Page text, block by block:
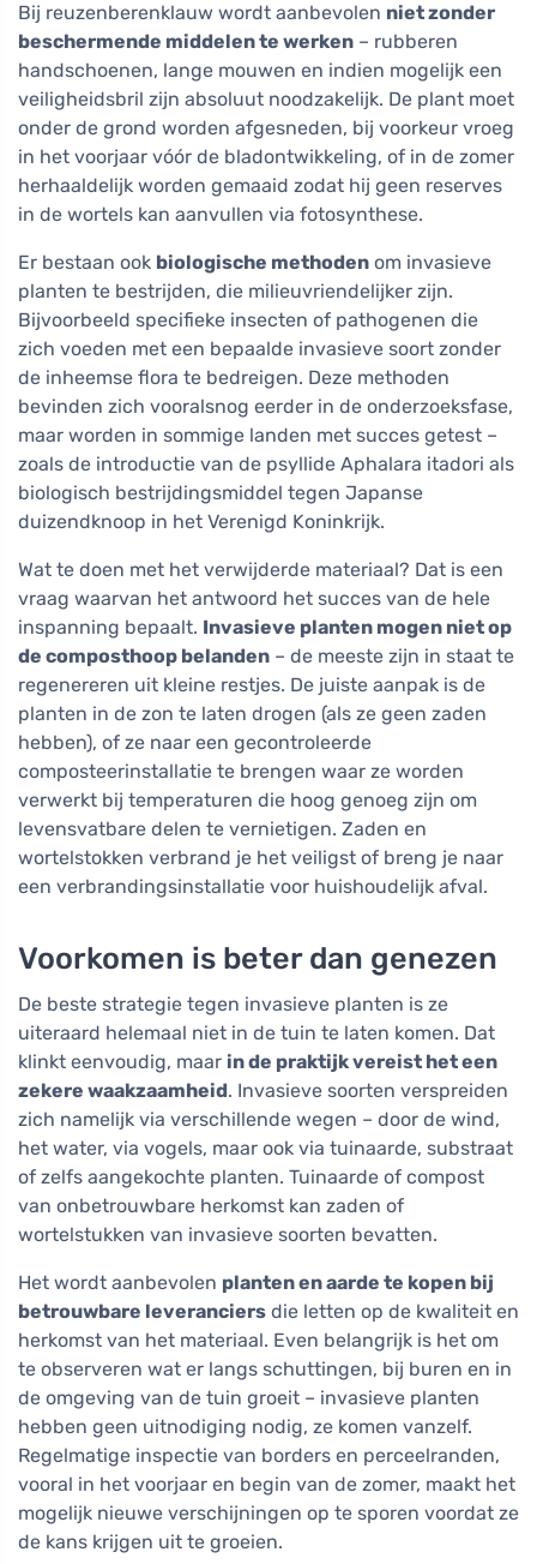
Bij reuzenberenklauw wordt aanbevolen niet zonder
beschermende middelen te werken – rubberen
handschoenen, lange mouwen en indien mogelijk een
veiligheidsbril zijn absoluut noodzakelijk. De plant moet
onder de grond worden afgesneden, bij voorkeur vroeg
in het voorjaar vóór de bladontwikkeling, of in de zomer
herhaaldelijk worden gemaaid zodat hij geen reserves
in de wortels kan aanvullen via fotosynthese.
Er bestaan ook biologische methoden om invasieve
planten te bestrijden, die milieuvriendelijker zijn.
Bijvoorbeeld specifieke insecten of pathogenen die
zich voeden met een bepaalde invasieve soort zonder
de inheemse flora te bedreigen. Deze methoden
bevinden zich vooralsnog eerder in de onderzoeksfase,
maar worden in sommige landen met succes getest –
zoals de introductie van de psyllide Aphalara itadori als
biologisch bestrijdingsmiddel tegen Japanse
duizendknoop in het Verenigd Koninkrijk.
Wat te doen met het verwijderde materiaal? Dat is een
vraag waarvan het antwoord het succes van de hele
inspanning bepaalt. Invasieve planten mogen niet op
de composthoop belanden – de meeste zijn in staat te
regenereren uit kleine restjes. De juiste aanpak is de
planten in de zon te laten drogen (als ze geen zaden
hebben), of ze naar een gecontroleerde
composteerinstallatie te brengen waar ze worden
verwerkt bij temperaturen die hoog genoeg zijn om
levensvatbare delen te vernietigen. Zaden en
wortelstokken verbrand je het veiligst of breng je naar
een verbrandingsinstallatie voor huishoudelijk afval.
Voorkomen is beter dan genezen
De beste strategie tegen invasieve planten is ze
uiteraard helemaal niet in de tuin te laten komen. Dat
klinkt eenvoudig, maar in de praktijk vereist het een
zekere waakzaamheid. Invasieve soorten verspreiden
zich namelijk via verschillende wegen – door de wind,
het water, via vogels, maar ook via tuinaarde, substraat
of zelfs aangekochte planten. Tuinaarde of compost
van onbetrouwbare herkomst kan zaden of
wortelstukken van invasieve soorten bevatten.
Het wordt aanbevolen planten en aarde te kopen bij
betrouwbare leveranciers die letten op de kwaliteit en
herkomst van het materiaal. Even belangrijk is het om
te observeren wat er langs schuttingen, bij buren en in
de omgeving van de tuin groeit – invasieve planten
hebben geen uitnodiging nodig, ze komen vanzelf.
Regelmatige inspectie van borders en perceelranden,
vooral in het voorjaar en begin van de zomer, maakt het
mogelijk nieuwe verschijningen op te sporen voordat ze
de kans krijgen uit te groeien.